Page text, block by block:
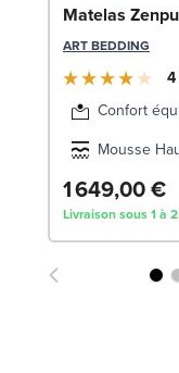
Matelas
ART BEDDING
4
Confort
Mousse
1 649,00 €
Livraison sous 1 à